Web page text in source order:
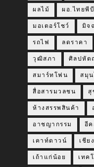
ผลไม้ ผอ.ไทยพีบี
มอเตอร์โชว์ มิจ
รถไฟ ลดราคา
วุฒิสภา ศิลปหัต
สมาร์ทโฟน สมุ
สื่อสารมวลชน สุ
ห้างสรรพสินค้า
อาชญากรรม อีค
เคาท์ดาวน์ เชีย
เถ้าแก่น้อย เทค